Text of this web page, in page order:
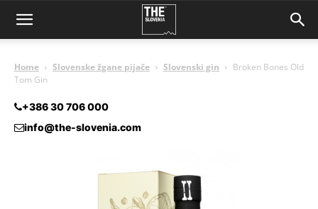
Home Slovenske žgane pijače Slovenski gin
Broken Bones Old
Tom Gin
+386 30 706 000
info@the-slovenia.com